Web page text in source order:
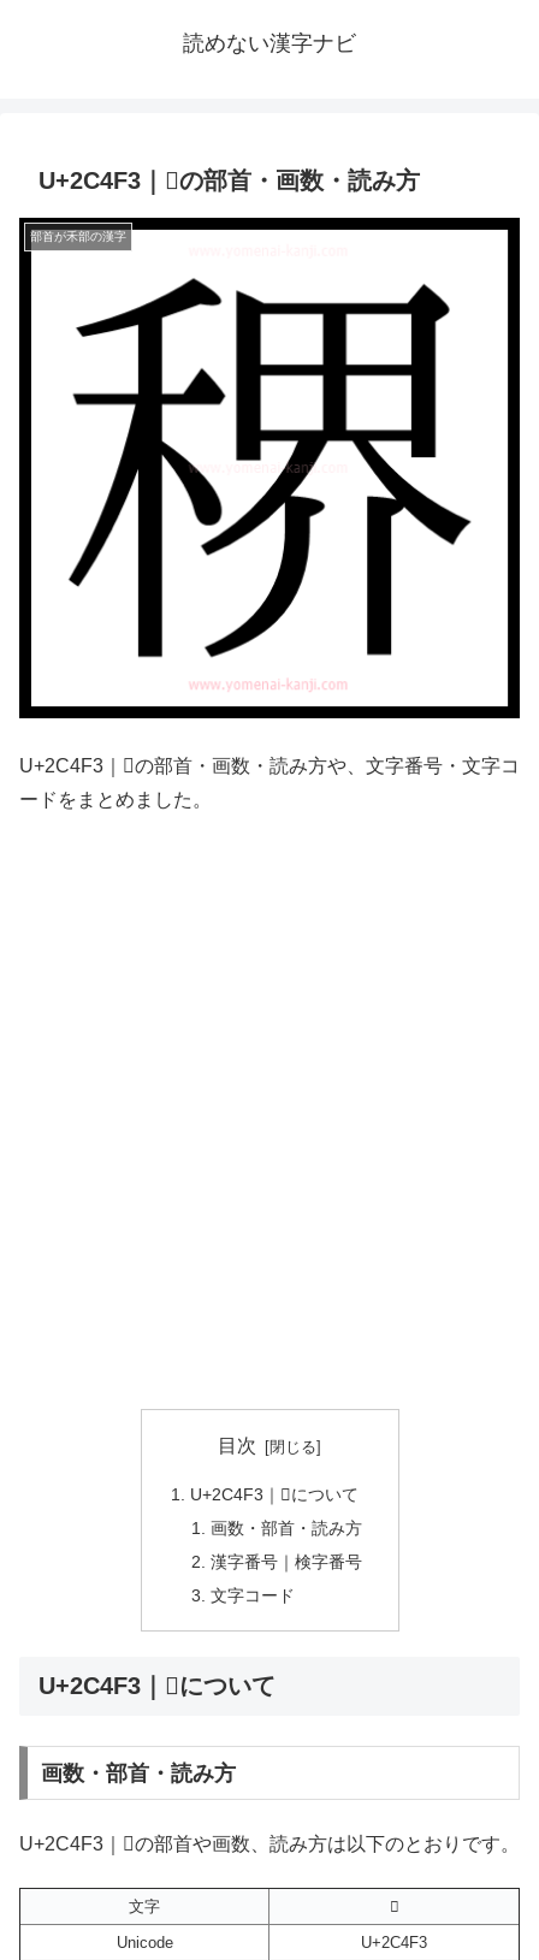
読めない漢字ナビ
U+2C4F3｜𬓳の部首・画数・読み方
部首が禾部の漢字
U+2C4F3｜𬓳の部首・画数・読み方や、文字番号・文字コ
ードをまとめました。
目次
U+2C4F3｜𬓳について
画数・部首・読み方
漢字番号｜検字番号
文字コード
U+2C4F3｜𬓳について
画数・部首・読み方
U+2C4F3｜𬓳の部首や画数、読み方は以下のとおりです。
文字
𬓳
Unicode
U+2C4F3